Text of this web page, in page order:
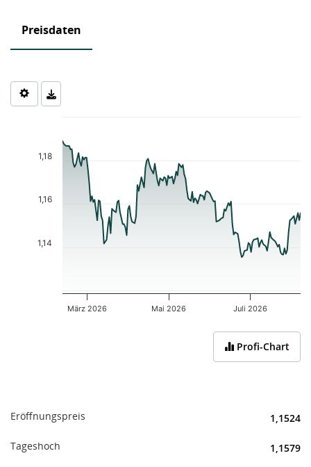
Preisdaten
Chart
The chart has 1 X axis displaying Time. Data ranges from 2026-
The chart has 1 Y axis displaying values. Data ranges from
März 2026 Mai 2026 Juli 2026
1,14
1,16
1,18
Profi-Chart
Eröffnungspreis 1,1524
Tageshoch 1,1579